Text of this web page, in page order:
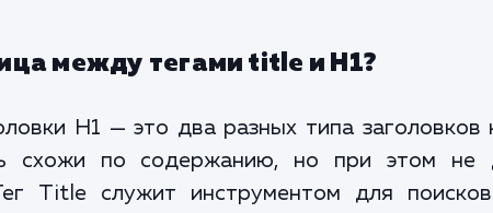
между тегами title и H1?
H1 — это два разных типа
схожи по содержанию, но при этом не
Title служит инструментом для